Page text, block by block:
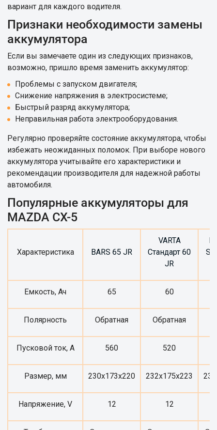
вариант для каждого водителя.
Признаки необходимости замены
аккумулятора
Если вы замечаете один из следующих признаков,
возможно, пришло время заменить аккумулятор:
Проблемы с запуском двигателя;
Снижение напряжения в электросистеме;
Быстрый разряд аккумулятора;
Неправильная работа электрооборудования.
Регулярно проверяйте состояние аккумулятора, чтобы
избежать неожиданных поломок. При выборе нового
аккумулятора учитывайте его характеристики и
рекомендации производителя для надежной работы
автомобиля.
Популярные аккумуляторы для
MAZDA CX-5
Характеристика BARS 65 JR
VARTA
Стандарт 60
JR
Емкость, Ач 65 60
Полярность Обратная Обратная
Пусковой ток, А 560 520
Размер, мм 230x173x220 232x175x223
Напряжение, V 12 12